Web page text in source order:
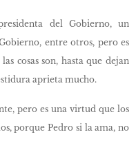
del Gobierno, un
entre otros, pero es
cosas son, hasta que dejan
aprieta mucho.
pero es una virtud que los
porque Pedro si la ama, no